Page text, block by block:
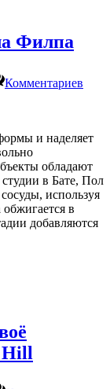
Филпа
Комментариев
и наделяет
обладают
в Бате, Пол
используя
в
добавляются
Hill